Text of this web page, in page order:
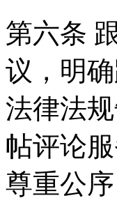
第六条
议，明
法律法
帖评论
尊重公